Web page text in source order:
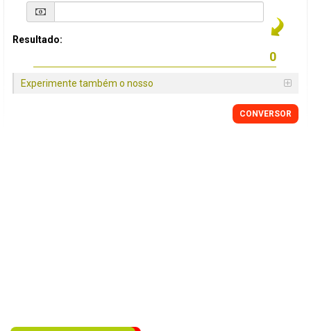
Resultado:
Experimente também o nosso
CONVERSOR